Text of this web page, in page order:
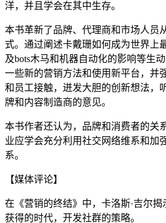
洋，并且学会在其中生存。
本书革新了品牌、代理商和市场人员
式。通过阐述卡戴珊如何成为世界上
及bots木马和机器自动化的影响等生
一些新的营销方法和使用新平台，并
和员工接触，迸发大胆的创新想法，
牌和内容制造商的意见。
本书作者还认为，品牌和消费者的关
业应学会充分利用社交网络维系和加
系。
【媒体评论】
在《营销的终结》中，卡洛斯·吉尔
获得的时代，开发社群的策略。